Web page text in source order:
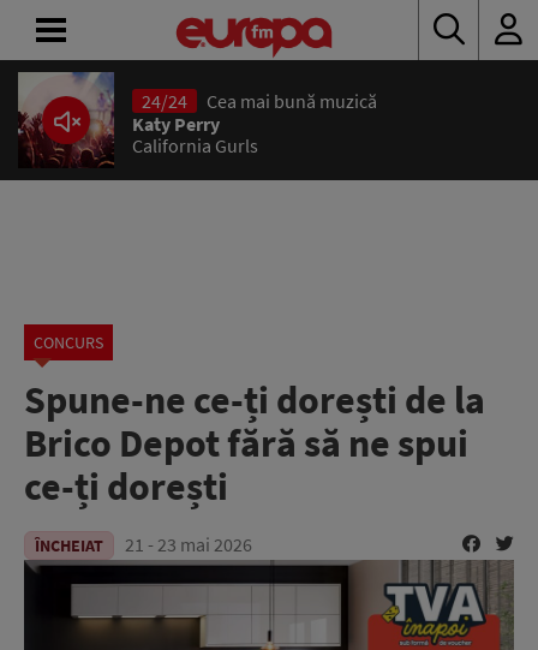
24/24
Cea mai bună muzică
Katy Perry
California Gurls
CONCURS
Spune-ne ce-ți dorești de la
Brico Depot fără să ne spui
ce-ți dorești
ÎNCHEIAT 21 - 23 mai 2026
ACASĂ
ȘTIRI
PODCAST
ASCULTĂ
LIVE